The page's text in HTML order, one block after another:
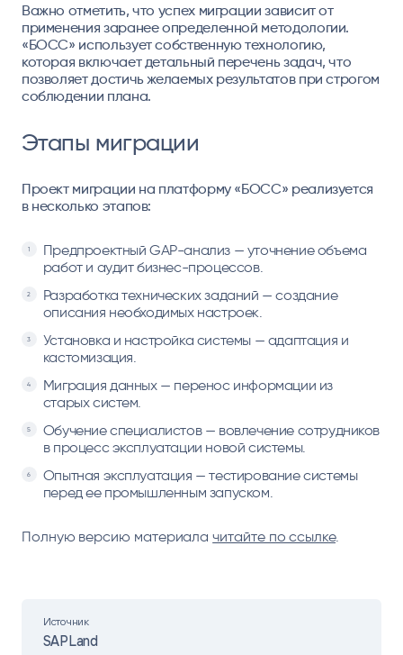
Источник
SAPLand
Важно отметить, что успех миграции зависит от
применения заранее определенной методологии.
«БОСС» использует собственную технологию,
которая включает детальный перечень задач, что
позволяет достичь желаемых результатов при строгом
соблюдении плана.
Этапы миграции
Проект миграции на платформу «БОСС» реализуется
в несколько этапов:
Предпроектный GAP-анализ — уточнение объема
работ и аудит бизнес-процессов.
Разработка технических заданий — создание
описания необходимых настроек.
Установка и настройка системы — адаптация и
кастомизация.
Миграция данных — перенос информации из
старых систем.
Обучение специалистов — вовлечение сотрудников
в процесс эксплуатации новой системы.
Опытная эксплуатация — тестирование системы
перед ее промышленным запуском.
Полную версию материалачитайте по ссылке.